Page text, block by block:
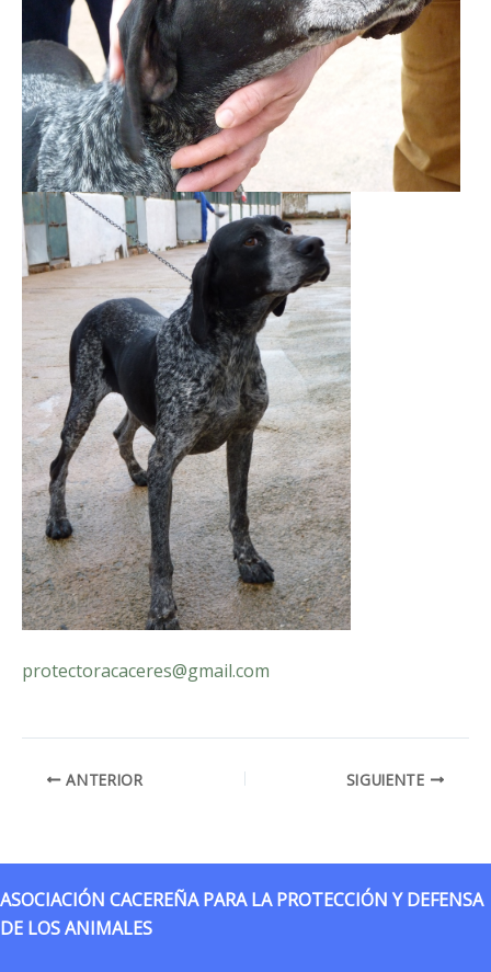
protectoracaceres@gmail.com
ANTERIOR SIGUIENTE
ASOCIACIÓN CACEREÑA PARA LA PROTECCIÓN Y DEFENSA
DE LOS ANIMALES